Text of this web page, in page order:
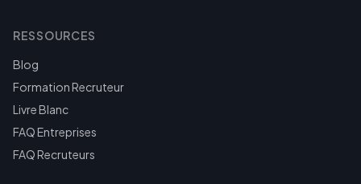
RESSOURCES
Blog
Formation Recruteur
Livre Blanc
FAQ Entreprises
FAQ Recruteurs